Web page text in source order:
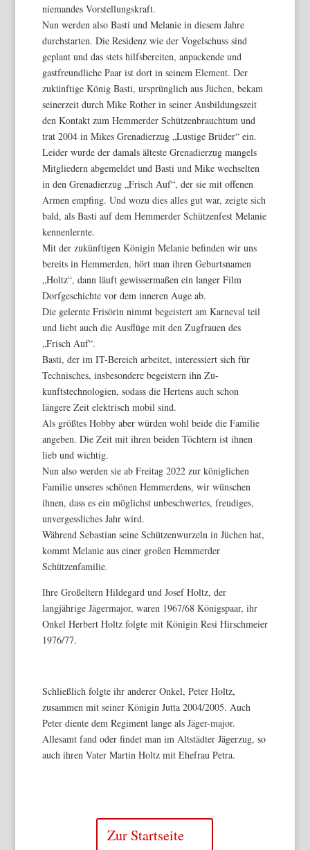
niemandes Vorstellungskraft.
Nun werden also Basti und Melanie in diesem Jahre
durchstarten. Die Residenz wie der Vogelschuss sind
geplant und das stets hilfsbereiten, anpackende und
gastfreundliche Paar ist dort in seinem Element. Der
zukünftige König Basti, ursprünglich aus Jüchen, bekam
seinerzeit durch Mike Rother in seiner Ausbildungszeit
den Kontakt zum Hemmerder Schützenbrauchtum und
trat 2004 in Mikes Grenadierzug „Lustige Brüder“ ein.
Leider wurde der damals älteste Grenadierzug mangels
Mitgliedern abgemeldet und Basti und Mike wechselten
in den Grenadierzug „Frisch Auf“, der sie mit offenen
Armen empfing. Und wozu dies alles gut war, zeigte sich
bald, als Basti auf dem Hemmerder Schützenfest Melanie
kennenlernte.
Mit der zukünftigen Königin Melanie befinden wir uns
bereits in Hemmerden, hört man ihren Geburtsnamen
„Holtz“, dann läuft gewissermaßen ein langer Film
Dorfgeschichte vor dem inneren Auge ab.
Die gelernte Frisörin nimmt begeistert am Karneval teil
und liebt auch die Ausflüge mit den Zugfrauen des
„Frisch Auf“.
Basti, der im IT-Bereich arbeitet, interessiert sich für
Technisches, insbesondere begeistern ihn Zu-
kunftstechnologien, sodass die Hertens auch schon
längere Zeit elektrisch mobil sind.
Als größtes Hobby aber würden wohl beide die Familie
angeben. Die Zeit mit ihren beiden Töchtern ist ihnen
lieb und wichtig.
Nun also werden sie ab Freitag 2022 zur königlichen
Familie unseres schönen Hemmerdens, wir wünschen
ihnen, dass es ein möglichst unbeschwertes, freudiges,
unvergessliches Jahr wird.
Während Sebastian seine Schützenwurzeln in Jüchen hat,
kommt Melanie aus einer großen Hemmerder
Schützenfamilie.
Ihre Großeltern Hildegard und Josef Holtz, der
langjährige Jägermajor, waren 1967/68 Königspaar, ihr
Onkel Herbert Holtz folgte mit Königin Resi Hirschmeier
1976/77.
Schließlich folgte ihr anderer Onkel, Peter Holtz,
zusammen mit seiner Königin Jutta 2004/2005. Auch
Peter diente dem Regiment lange als Jäger-major.
Allesamt fand oder findet man im Altstädter Jägerzug, so
auch ihren Vater Martin Holtz mit Ehefrau Petra.
Zur Startseite